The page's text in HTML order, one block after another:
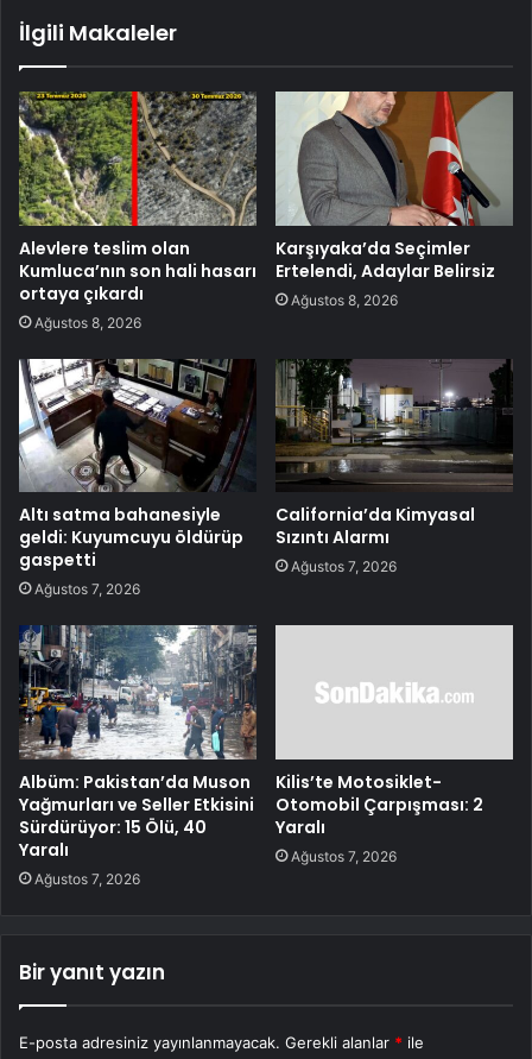
İlgili Makaleler
Alevlere teslim olan
Kumluca’nın son hali hasarı
ortaya çıkardı
Ağustos 8, 2026
Karşıyaka’da Seçimler
Ertelendi, Adaylar Belirsiz
Ağustos 8, 2026
Altı satma bahanesiyle
geldi: Kuyumcuyu öldürüp
gaspetti
Ağustos 7, 2026
California’da Kimyasal
Sızıntı Alarmı
Ağustos 7, 2026
Albüm: Pakistan’da Muson
Yağmurları ve Seller Etkisini
Sürdürüyor: 15 Ölü, 40
Yaralı
Ağustos 7, 2026
Kilis’te Motosiklet-
Otomobil Çarpışması: 2
Yaralı
Ağustos 7, 2026
Bir yanıt yazın
E-posta adresiniz yayınlanmayacak. Gerekli alanlar * ile